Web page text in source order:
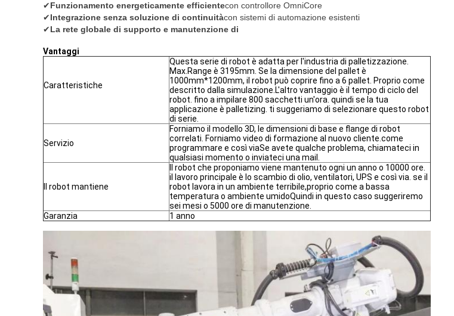
✔Funzionamento energeticamente efficientecon controllore OmniCore
✔Integrazione senza soluzione di continuitàcon sistemi di automazione esistenti
✔La rete globale di supporto e manutenzione di
Vantaggi
Caratteristiche
Questa serie di robot è adatta per l'industria di palletizzazione.
Max.Range è 3195mm. Se la dimensione del pallet è
1000mm*1200mm, il robot può coprire fino a 6 pallet. Proprio come
descritto dalla simulazione.L'altro vantaggio è il tempo di ciclo del
robot. fino a impilare 800 sacchetti un'ora. quindi se la tua
applicazione è palletizing. ti suggeriamo di selezionare questo robot
di serie.
Servizio
Forniamo il modello 3D, le dimensioni di base e flange di robot
correlati. Forniamo video di formazione al nuovo cliente.come
programmare e così viaSe avete qualche problema, chiamateci in
qualsiasi momento o inviateci una mail.
Il robot mantiene
Il robot che proponiamo viene mantenuto ogni un anno o 10000 ore.
il lavoro principale è lo scambio di olio, ventilatori, UPS e così via. se il
robot lavora in un ambiente terribile,proprio come a bassa
temperatura o ambiente umidoQuindi in questo caso suggeriremo
sei mesi o 5000 ore di manutenzione.
Garanzia
1 anno